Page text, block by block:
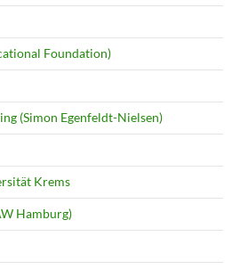
Foundation)
(Simon Egenfeldt-Nielsen)
Krems
Hamburg)